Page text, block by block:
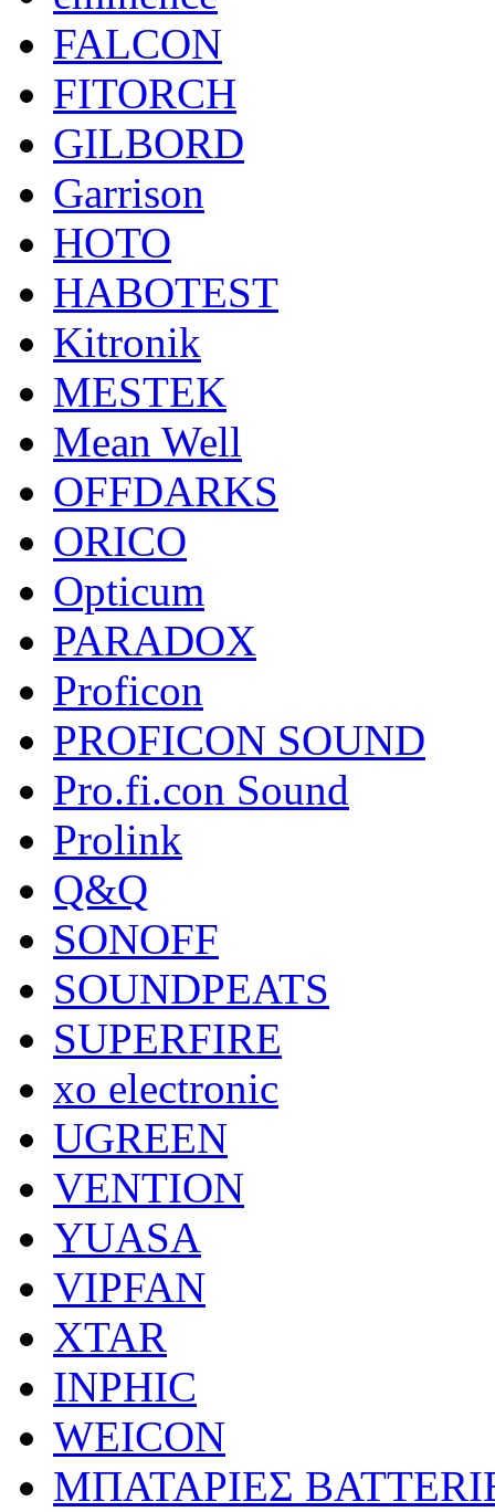
FALCON
FITORCH
GILBORD
Garrison
HOTO
HABOTEST
Kitronik
MESTEK
Mean Well
OFFDARKS
ORICO
Opticum
PARADOX
Proficon
PROFICON SOUND
Pro.fi.con Sound
Prolink
Q&Q
SONOFF
SOUNDPEATS
SUPERFIRE
xo electronic
UGREEN
VENTION
YUASA
VIPFAN
XTAR
INPHIC
WEICON
ΜΠΑΤΑΡΙΕΣ